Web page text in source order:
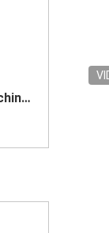
Metallografische analysemachines